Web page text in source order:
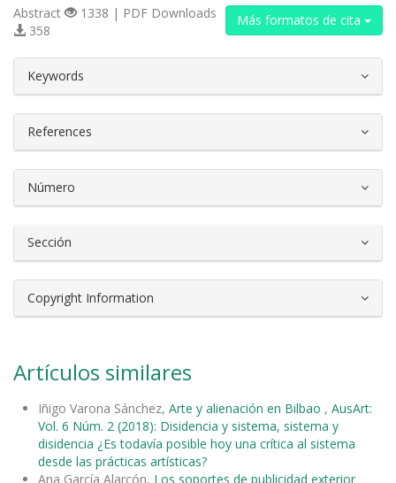
Más formatos de cita
Abstract
1338 | PDF Downloads
358
Keywords
References
Número
Sección
Copyright Information
Artículos similares
Iñigo Varona Sánchez, Arte y alienación en Bilbao , AusArt:
Vol. 6 Núm. 2 (2018): Disidencia y sistema, sistema y
disidencia ¿Es todavía posible hoy una crítica al sistema
desde las prácticas artísticas?
Ana García Alarcón, Los soportes de publicidad exterior